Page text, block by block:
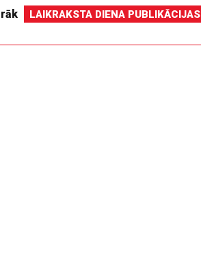
LAIKRAKSTA DIENA PUBLIKĀCIJAS